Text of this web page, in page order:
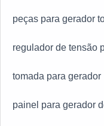
peças para gerador
regulador de tensão
tomada para gerador
painel para gerador